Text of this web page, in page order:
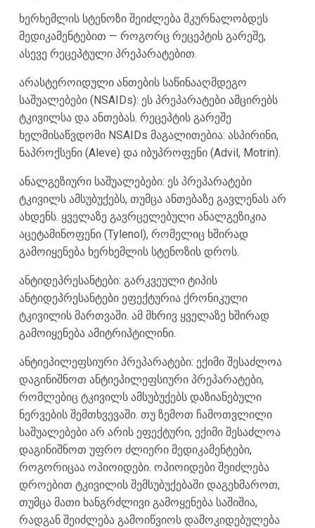
ხერხემლის სტენოზი შეიძლება მკურნალობდეს
მედიკამენტებით — როგორც რეცეპტის გარეშე,
ასევე რეცეპტული პრეპარატებით.
არასტეროიდული ანთების საწინააღმდეგო
საშუალებები (NSAIDs): ეს პრეპარატები ამცირებს
ტკივილსა და ანთებას. რეცეპტის გარეშე
ხელმისაწვდომი NSAIDs მაგალითებია: ასპირინი,
ნაპროქსენი (Aleve) და იბუპროფენი (Advil, Motrin).
ანალგეზიური საშუალებები: ეს პრეპარატები
ტკივილს ამსუბუქებს, თუმცა ანთებაზე გავლენას არ
ახდენს. ყველაზე გავრცელებული ანალგეზიკია
აცეტამინოფენი (Tylenol), რომელიც ხშირად
გამოიყენება ხერხემლის სტენოზის დროს.
ანტიდეპრესანტები: გარკვეული ტიპის
ანტიდეპრესანტები ეფექტურია ქრონიკული
ტკივილის მართვაში. ამ მხრივ ყველაზე ხშირად
გამოიყენება ამიტრიპტილინი.
ანტიეპილეფსიური პრეპარატები: ექიმი შესაძლოა
დაგინიშნოთ ანტიეპილეფსიური პრეპარატები,
რომლებიც ტკივილს ამსუბუქებს დაზიანებული
ნერვების შემთხვევაში. თუ ზემოთ ჩამოთვლილი
საშუალებები არ არის ეფექტური, ექიმი შესაძლოა
დაგინიშნოთ უფრო ძლიერი მედიკამენტები,
როგორიცაა ოპიოიდები. ოპიოიდები შეიძლება
დროებით ტკივილის შემსუბუქებაში დაგეხმაროთ,
თუმცა მათი ხანგრძლივი გამოყენება საშიშია,
რადგან შეიძლება გამოიწვიოს დამოკიდებულება